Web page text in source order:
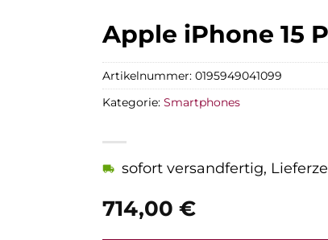
Apple iPhone 15
714,00 €
sofort versandfertig,
Artikelnummer: 0195949041099
Kategorie: Smartphones